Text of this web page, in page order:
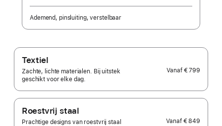
Ademend, pinsluiting, verstelbaar
Textiel
Zachte, lichte materialen. Bij uitstek
geschikt voor elke dag.
Vanaf € 799
Roestvrij staal
Prachtige designs van roestvrij staal
Vanaf € 849